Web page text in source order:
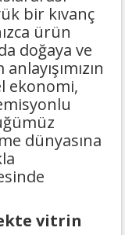
bir kıvanç
ürün
doğaya ve
ekonomi,
dünyasına
vitrin